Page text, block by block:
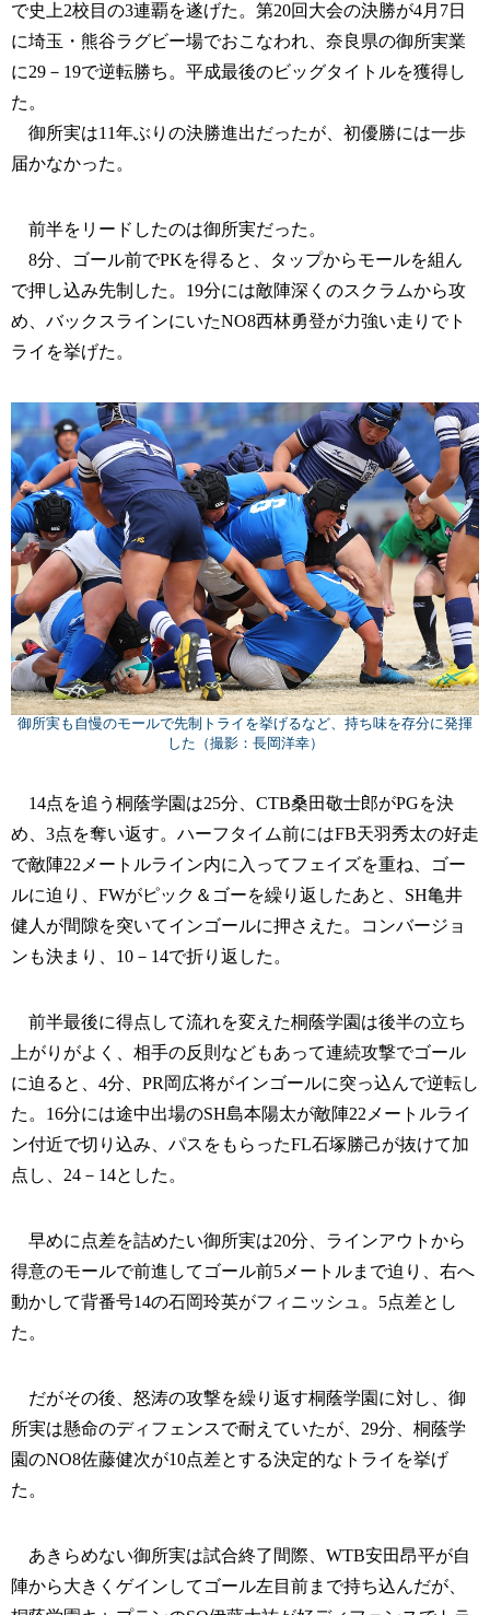
で史上2校目の3連覇を遂げた。第20回大会の決勝が4月7日
に埼玉・熊谷ラグビー場でおこなわれ、奈良県の御所実業
に29－19で逆転勝ち。平成最後のビッグタイトルを獲得し
た。
御所実は11年ぶりの決勝進出だったが、初優勝には一歩
届かなかった。
前半をリードしたのは御所実だった。
8分、ゴール前でPKを得ると、タップからモールを組ん
で押し込み先制した。19分には敵陣深くのスクラムから攻
め、バックスラインにいたNO8西林勇登が力強い走りでト
ライを挙げた。
御所実も自慢のモールで先制トライを挙げるなど、持ち味を存分に発揮
した（撮影：長岡洋幸）
14点を追う桐蔭学園は25分、CTB桑田敬士郎がPGを決
め、3点を奪い返す。ハーフタイム前にはFB天羽秀太の好走
で敵陣22メートルライン内に入ってフェイズを重ね、ゴー
ルに迫り、FWがピック＆ゴーを繰り返したあと、SH亀井
健人が間隙を突いてインゴールに押さえた。コンバージョ
ンも決まり、10－14で折り返した。
前半最後に得点して流れを変えた桐蔭学園は後半の立ち
上がりがよく、相手の反則などもあって連続攻撃でゴール
に迫ると、4分、PR岡広将がインゴールに突っ込んで逆転し
た。16分には途中出場のSH島本陽太が敵陣22メートルライ
ン付近で切り込み、パスをもらったFL石塚勝己が抜けて加
点し、24－14とした。
早めに点差を詰めたい御所実は20分、ラインアウトから
得意のモールで前進してゴール前5メートルまで迫り、右へ
動かして背番号14の石岡玲英がフィニッシュ。5点差とし
た。
だがその後、怒涛の攻撃を繰り返す桐蔭学園に対し、御
所実は懸命のディフェンスで耐えていたが、29分、桐蔭学
園のNO8佐藤健次が10点差とする決定的なトライを挙げ
た。
あきらめない御所実は試合終了間際、WTB安田昂平が自
陣から大きくゲインしてゴール左目前まで持ち込んだが、